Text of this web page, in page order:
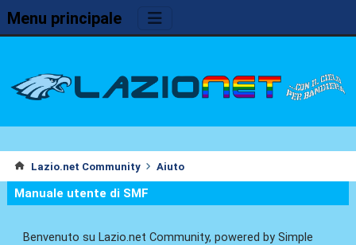
Menu principale
Lazio.net Community Aiuto
Manuale utente di SMF
Benvenuto su Lazio.net Community, powered by Simple